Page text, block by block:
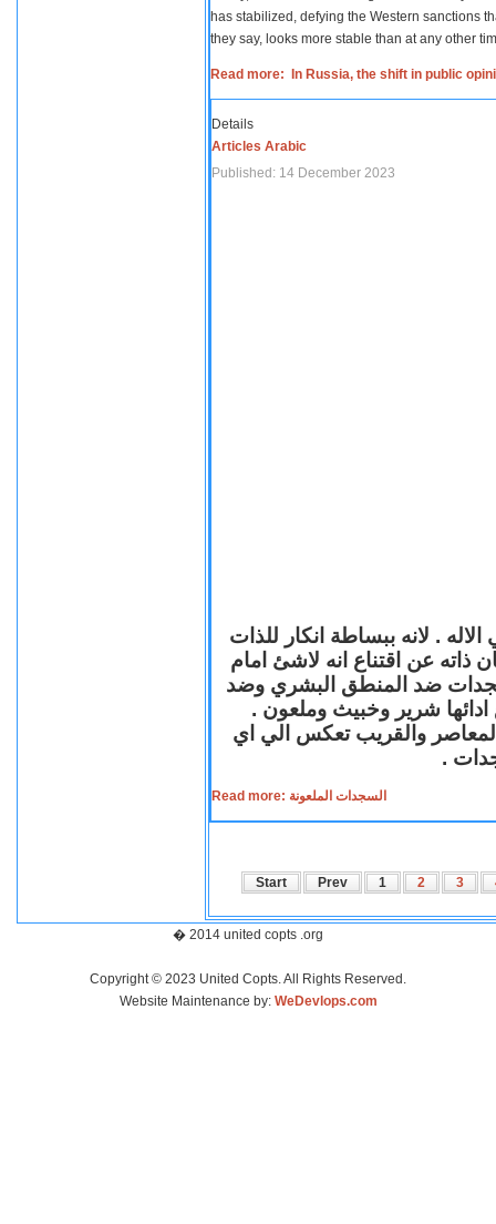
has stabilized, defying the Western sanctions
they say, looks more stable than at any other
Read more: In Russia, the shift in public
Details
Articles Arabic
Published: 14 December 2023
. لانه ببساطة انكار للذات
ذاته عن اقتناع انه لاشئ امام
ضد المنطق البشري وضد
ادائها شرير وخبيث وملعون .
المعاصر والقريب تعكس الي اي
.
Read more: السجدات الملعونة
Start Prev 1 2 3
� 2014 united copts .org
Copyright © 2023 United Copts. All Rights Reserved.
Website Maintenance by: WeDevlops.com